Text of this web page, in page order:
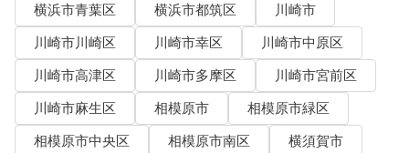
横浜市青葉区
横浜市都筑区
川崎市
川崎市川崎区
川崎市幸区
川崎市中原区
川崎市高津区
川崎市多摩区
川崎市宮前区
川崎市麻生区
相模原市
相模原市緑区
相模原市中央区
相模原市南区
横須賀市